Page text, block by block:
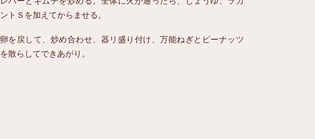
ントＳを加えてからませる。
卵を戻して、炒め合わせ、器リ盛り付け、万能ねぎとピーナッツ
を散らしてできあがり。